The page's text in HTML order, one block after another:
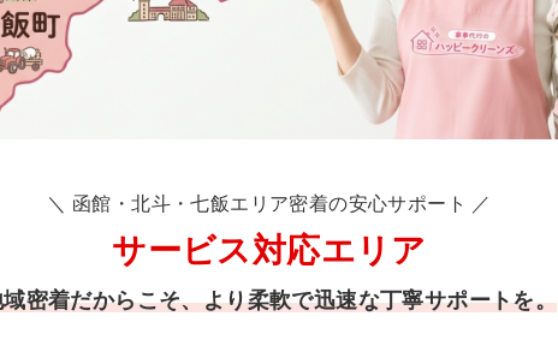
＼ 函館・北斗・七飯エリア密着の安心サポート ／
サービス対応エリア
密着だからこそ、より柔軟で迅速な丁寧サポートを。